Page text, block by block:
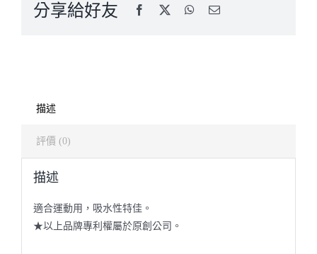
分享給好友
描述
評價 (0)
描述
適合運動用，吸水性特佳。
★以上品牌專利權屬於原創公司。